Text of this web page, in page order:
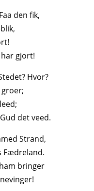
den fik,
gjort!
Hvor?
groer;
det veed.
Strand,
Fædreland.
ham bringer